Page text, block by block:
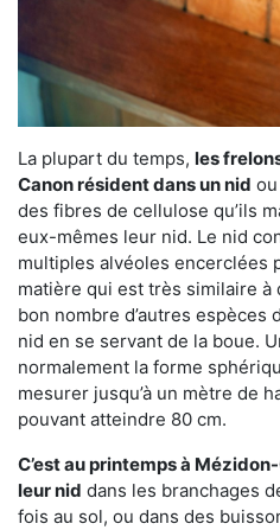
La plupart du temps, les
Canon résident dans un nid
des fibres de cellulose qu’ils
eux-mêmes leur nid. Le nid
multiples alvéoles encerclées
matière qui est très similaire à
bon nombre d’autres
nid en se servant de la boue.
normalement la forme
mesurer jusqu’à un mètre de
pouvant atteindre 80 cm.
C’est au printemps à
leur nid dans les branchages
fois au sol, ou dans des